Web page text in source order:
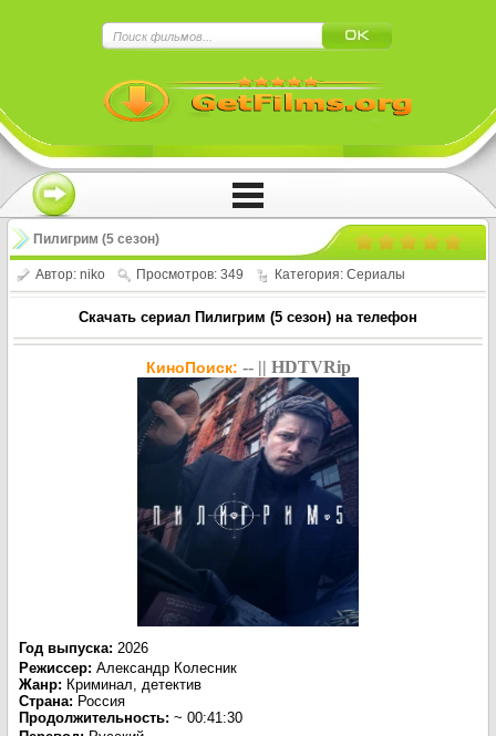
Пилигрим (5 сезон)
Автор: niko Просмотров: 349 Категория: Сериалы
Скачать сериал Пилигрим (5 сезон) на телефон
КиноПоиск: -- || HDTVRip
Год выпуска: 2026
Режиссер: Александр Колесник
Жанр: Криминал, детектив
Страна: Россия
Продолжительность: ~ 00:41:30
Нажмите на
!!!Если Вы с телефона сперва нажмите на
троеточие в правом верхнем углу!!!